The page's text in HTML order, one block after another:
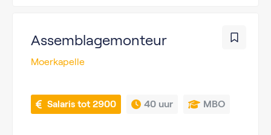
Assemblagemonteur
Moerkapelle
Salaris tot 2900 40 uur MBO